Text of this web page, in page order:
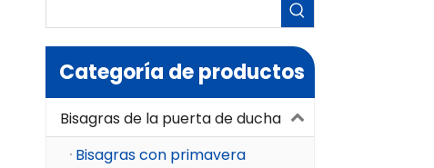
Categoría de productos
Bisagras de la puerta de ducha
Bisagras con primavera